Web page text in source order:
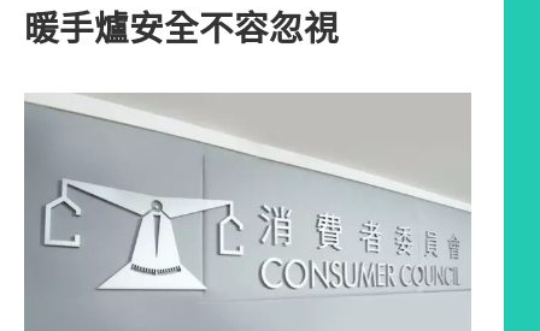
暖手爐安全不容忽視